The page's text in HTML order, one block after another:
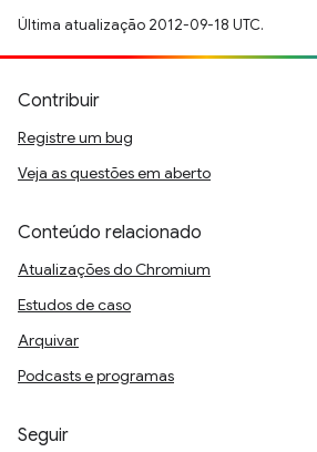
Última atualização 2012-09-18 UTC.
Contribuir
Registre um bug
Veja as questões em aberto
Conteúdo relacionado
Atualizações do Chromium
Estudos de caso
Arquivar
Podcasts e programas
Seguir